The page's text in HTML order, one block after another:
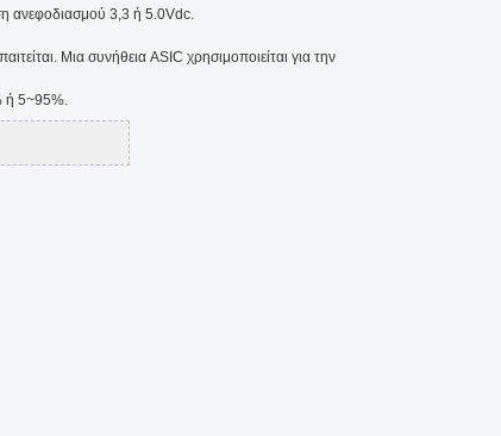
ανεφοδιασμού 3,3 ή 5.0Vdc.
Μια συνήθεια ASIC χρησιμοποιείται για την
ή 5~95%.